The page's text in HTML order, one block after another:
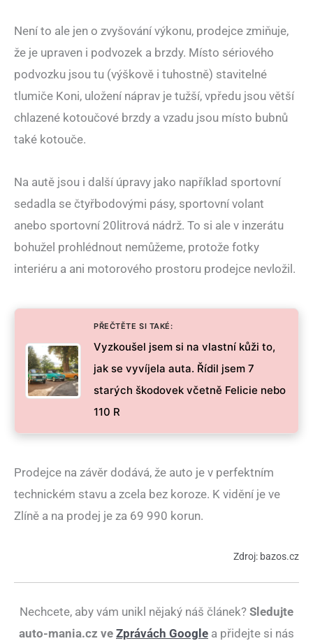
Není to ale jen o zvyšování výkonu, prodejce zmiňuje,
že je upraven i podvozek a brzdy. Místo sériového
podvozku jsou tu (výškově i tuhostně) stavitelné
tlumiče Koni, uložení náprav je tužší, vpředu jsou větší
chlazené kotoučové brzdy a vzadu jsou místo bubnů
také kotouče.
Na autě jsou i další úpravy jako například sportovní
sedadla se čtyřbodovými pásy, sportovní volant
anebo sportovní 20litrová nádrž. To si ale v inzerátu
bohužel prohlédnout nemůžeme, protože fotky
interiéru a ani motorového prostoru prodejce nevložil.
PŘEČTĚTE SI TAKÉ:
Vyzkoušel jsem si na vlastní kůži to,
jak se vyvíjela auta. Řídil jsem 7
starých škodovek včetně Felicie nebo
110 R
Prodejce na závěr dodává, že auto je v perfektním
technickém stavu a zcela bez koroze. K vidění je ve
Zlíně a na prodej je za 69 990 korun.
Zdroj: bazos.cz
Nechcete, aby vám unikl nějaký náš článek? Sledujte
auto-mania.cz ve Zprávách Google a přidejte si nás